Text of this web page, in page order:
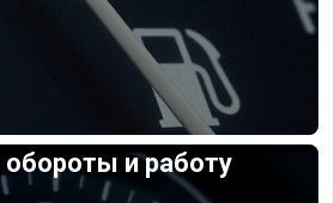
и работу